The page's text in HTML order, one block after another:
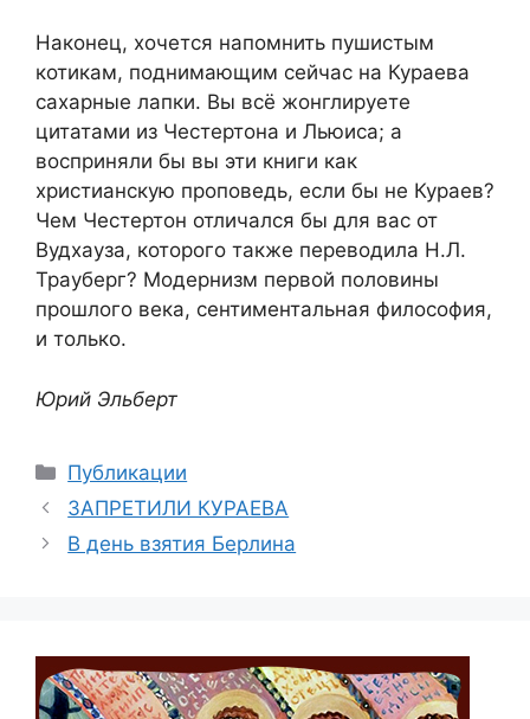
Наконец, хочется напомнить пушистым
котикам, поднимающим сейчас на Кураева
сахарные лапки. Вы всё жонглируете
цитатами из Честертона и Льюиса; а
восприняли бы вы эти книги как
христианскую проповедь, если бы не Кураев?
Чем Честертон отличался бы для вас от
Вудхауза, которого также переводила Н.Л.
Трауберг? Модернизм первой половины
прошлого века, сентиментальная философия,
и только.
Юрий Эльберт
Рубрики
Публикации
ЗАПРЕТИЛИ КУРАЕВА
В день взятия Берлина